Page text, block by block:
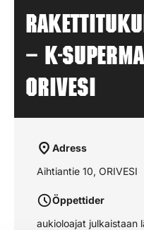
– K-
ORIVESI
Adress
Aihtiantie 10, ORIVESI
Öppettider
aukioloajat julkaistaan